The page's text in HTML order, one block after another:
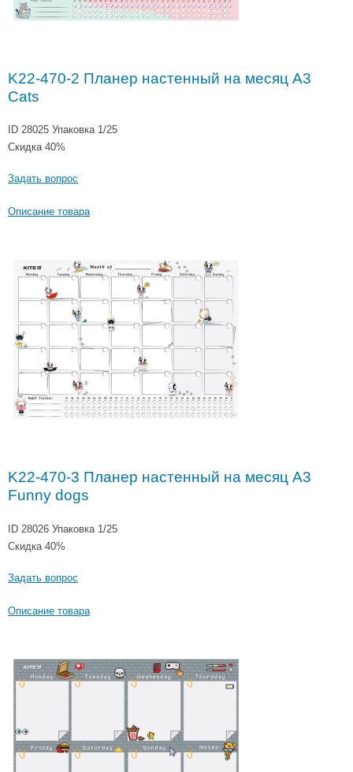
K22-470-2 Планер настенный на месяц A3
Cats
ID 28025 Упаковка 1/25
Скидка 40%
Задать вопрос
Описание товара
K22-470-3 Планер настенный на месяц A3
Funny dogs
ID 28026 Упаковка 1/25
Скидка 40%
Задать вопрос
Описание товара